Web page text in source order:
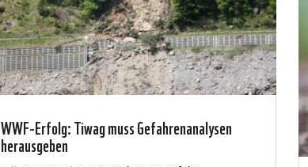
WWF-Erfolg: Tiwag muss Gefahrenanalysen
herausgeben